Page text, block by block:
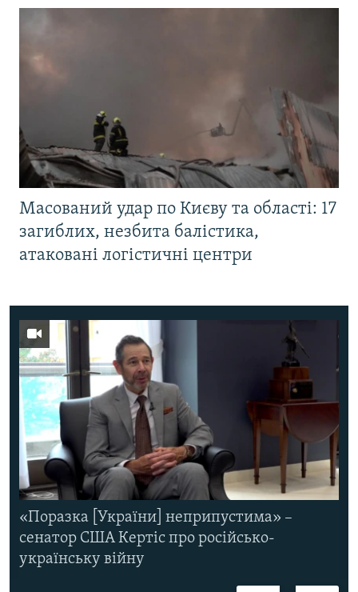
Масований удар по Києву та області: 17
загиблих, незбита балістика,
атаковані логістичні центри
«Поразка [України] неприпустима» –
сенатор США Кертіс про російсько-
українську війну